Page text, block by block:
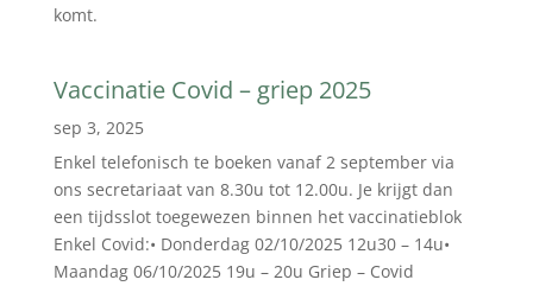
komt.
Vaccinatie Covid – griep 2025
sep 3, 2025
Enkel telefonisch te boeken vanaf 2 september via
ons secretariaat van 8.30u tot 12.00u. Je krijgt dan
een tijdsslot toegewezen binnen het vaccinatieblok
Enkel Covid:• Donderdag 02/10/2025 12u30 – 14u•
Maandag 06/10/2025 19u – 20u Griep – Covid